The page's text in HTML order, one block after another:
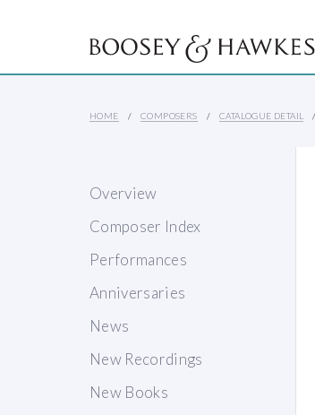
HOME COMPOSERS CATALOGUE DETAIL
Overview
Composer Index
Performances
Anniversaries
News
New Recordings
New Books